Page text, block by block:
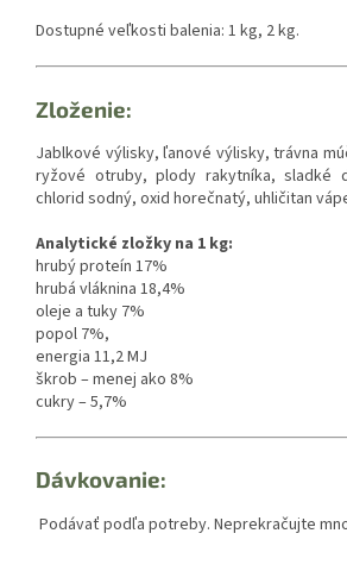
Dostupné veľkosti balenia: 1 kg, 2 kg.
Zloženie:
Jablkové výlisky, ľanové výlisky, trávna
ryžové otruby, plody rakytníka, sladké
chlorid sodný, oxid horečnatý, uhličitan
Analytické zložky na 1 kg:
hrubý proteín 17%
hrubá vláknina 18,4%
oleje a tuky 7%
popol 7%,
energia 11,2 MJ
škrob – menej ako 8%
cukry – 5,7%
Dávkovanie:
Podávať podľa potreby. Neprekračujte